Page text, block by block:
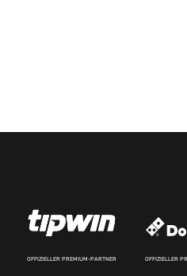
OFFIZIELLER PREMIUM-PARTNER OFFIZIELLER